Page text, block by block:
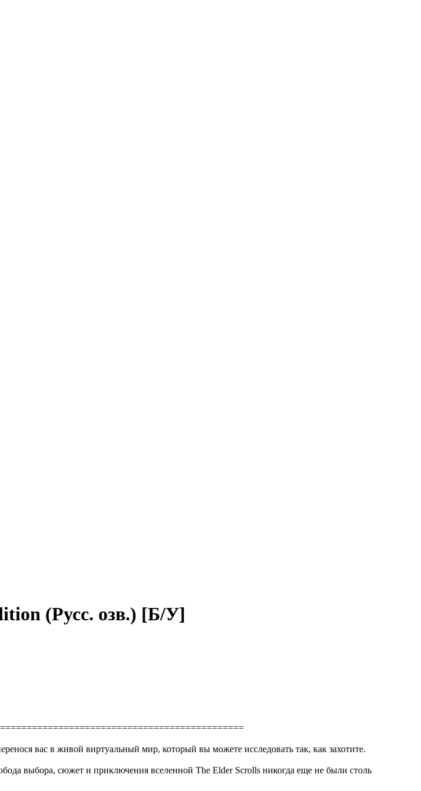
(Русс. озв.) [Б/У]
вас в живой виртуальный мир, который вы можете исследовать так, как захотите.
выбора, сюжет и приключения вселенной The Elder Scrolls никогда еще не были столь